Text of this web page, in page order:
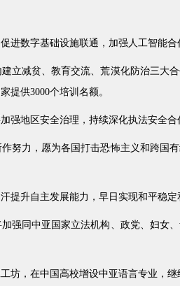
进数字基础设施联通，加强人工智能合
立减贫、教育交流、荒漠化防治三
提供3000个培训名额。
强地区安全治理，持续深化执法安全
努力，愿为各国打击恐怖主义和跨国
提升自主发展能力，早日实现和平稳定
强同中亚国家立法机构、政党、妇
坊，在中国高校增设中亚语言专业，